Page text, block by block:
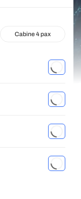
Cabine 4 pax